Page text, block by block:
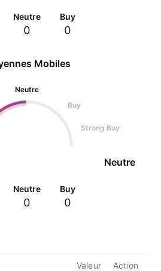
Neutre
0
Buy
0
Mobiles
Neutre
Buy
Strong Buy
Neutre
Neutre
0
Buy
0
Valeur Action